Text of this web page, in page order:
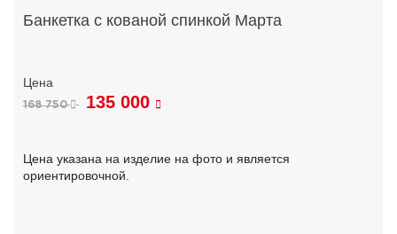
Банкетка с кованой спинкой Марта
168 750 135 000
Цена указана на изделие на фото и является
ориентировочной.